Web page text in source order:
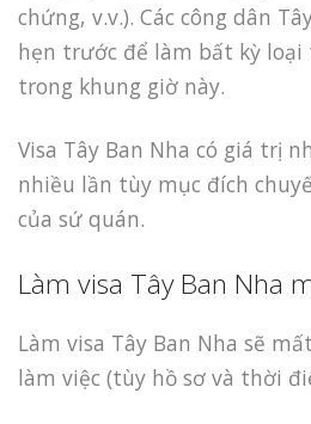
chứng, v.v.). Các công dân
hẹn trước để làm bất kỳ
trong khung giờ này.
Visa Tây Ban Nha có giá trị
nhiều lần tùy mục đích
của sứ quán.
Làm visa Tây Ban Nha
Làm visa Tây Ban Nha sẽ
làm việc (tùy hồ sơ và thời